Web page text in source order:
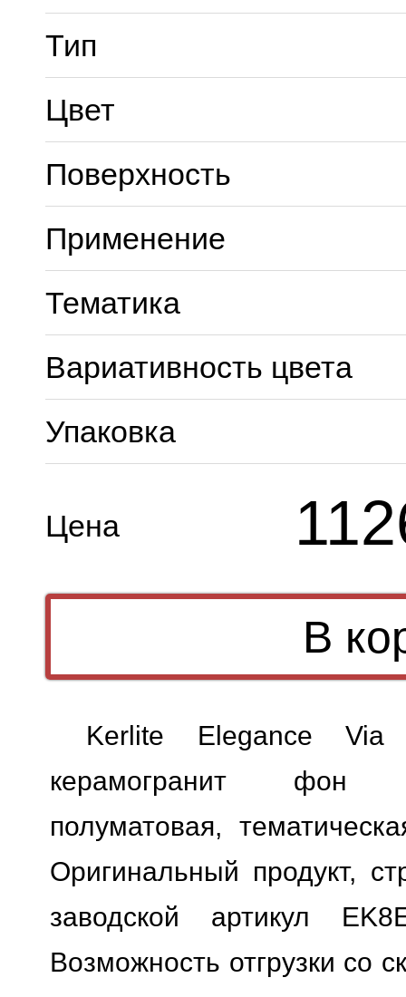
Тип
Цвет
Поверхность
Применение
Тематика
Вариативность цвета
Упаковка
Цена
Kerlite Elegance Via
керамогранит фон
полуматовая,
Оригинальный продукт,
заводской артикул
Возможность отгрузки со